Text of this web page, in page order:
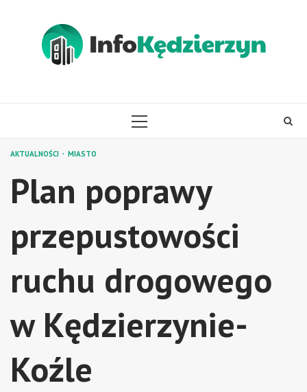
PRIMARY
AKTUALNOŚCI MIASTO
Plan poprawy
przepustowości
ruchu drogowego
w Kędzierzynie-
Koźle